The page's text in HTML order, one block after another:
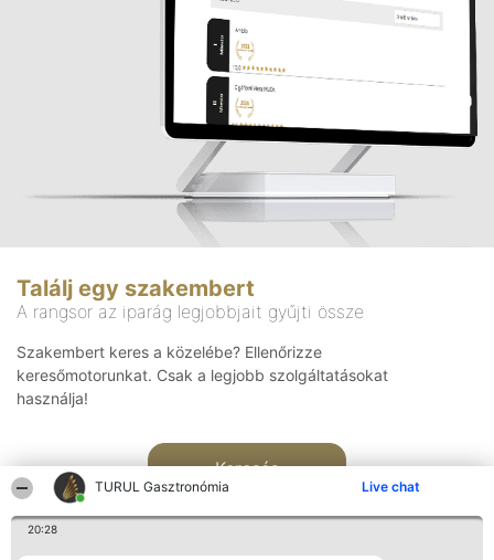
TURUL Gasztronómia Live chat
20:28
Találj egy szakembert
A rangsor az iparág legjobbjait gyűjti össze
Szakembert keres a közelébe? Ellenőrizze
keresőmotorunkat. Csak a legjobb szolgáltatásokat
használja!
Keresés